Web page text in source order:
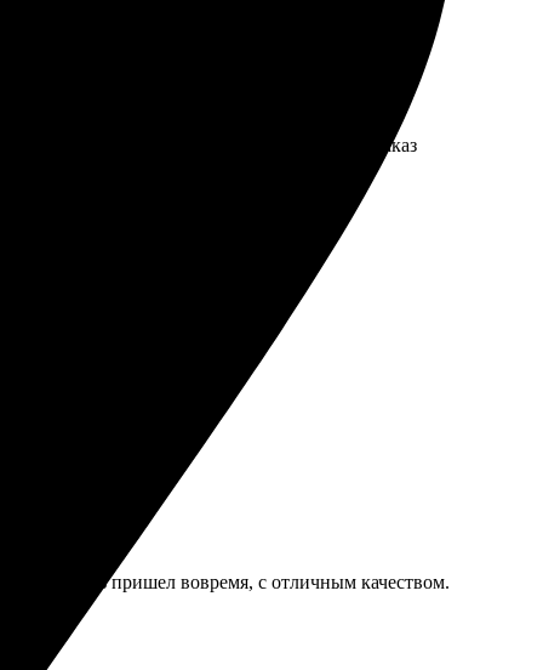
поддержки быстро ответила на вопросы. Заказ
вернусь снова.
заказывать ещё!
Заказ пришел вовремя, с отличным качеством.